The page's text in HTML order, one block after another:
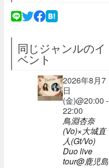
同じジャンルのイ
ベント
2026年8月7
日
(金)@20:00 -
22:00
鳥淵杏奈
(Vo)×大城直
人(Gt/Vo)
Duo live
tour@鹿児島